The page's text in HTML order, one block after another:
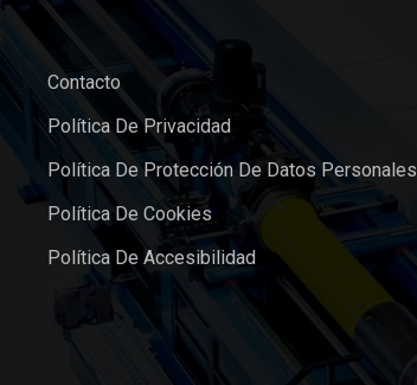
Contacto
Política De Privacidad
Política De Protección De Datos Personales
Política De Cookies
Política De Accesibilidad